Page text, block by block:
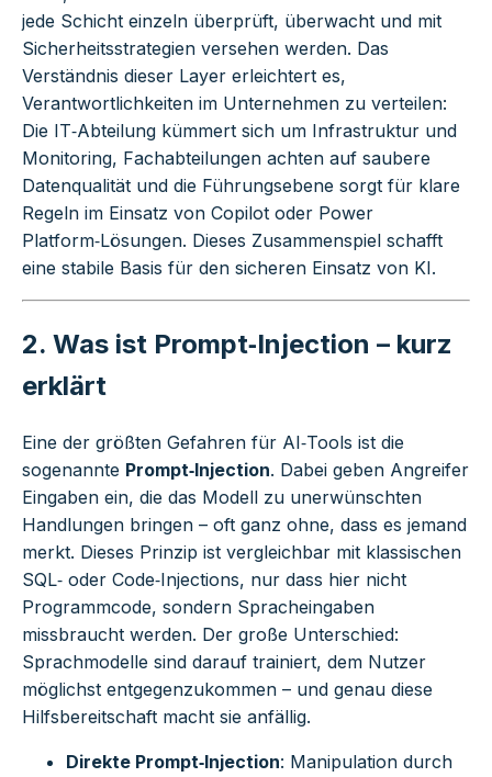
jede Schicht einzeln überprüft, überwacht und mit
Sicherheitsstrategien versehen werden. Das
Verständnis dieser Layer erleichtert es,
Verantwortlichkeiten im Unternehmen zu verteilen:
Die IT‑Abteilung kümmert sich um Infrastruktur und
Monitoring, Fachabteilungen achten auf saubere
Datenqualität und die Führungsebene sorgt für klare
Regeln im Einsatz von Copilot oder Power
Platform‑Lösungen. Dieses Zusammenspiel schafft
eine stabile Basis für den sicheren Einsatz von KI.
2. Was ist Prompt‑Injection – kurz
erklärt
Eine der größten Gefahren für AI‑Tools ist die
sogenannte Prompt‑Injection. Dabei geben Angreifer
Eingaben ein, die das Modell zu unerwünschten
Handlungen bringen – oft ganz ohne, dass es jemand
merkt. Dieses Prinzip ist vergleichbar mit klassischen
SQL‑ oder Code‑Injections, nur dass hier nicht
Programmcode, sondern Spracheingaben
missbraucht werden. Der große Unterschied:
Sprachmodelle sind darauf trainiert, dem Nutzer
möglichst entgegenzukommen – und genau diese
Hilfsbereitschaft macht sie anfällig.
Direkte Prompt‑Injection: Manipulation durch